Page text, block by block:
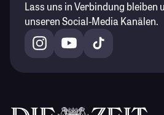
Lass uns in Verbindung bleiben
unseren Social-Media Kanälen.